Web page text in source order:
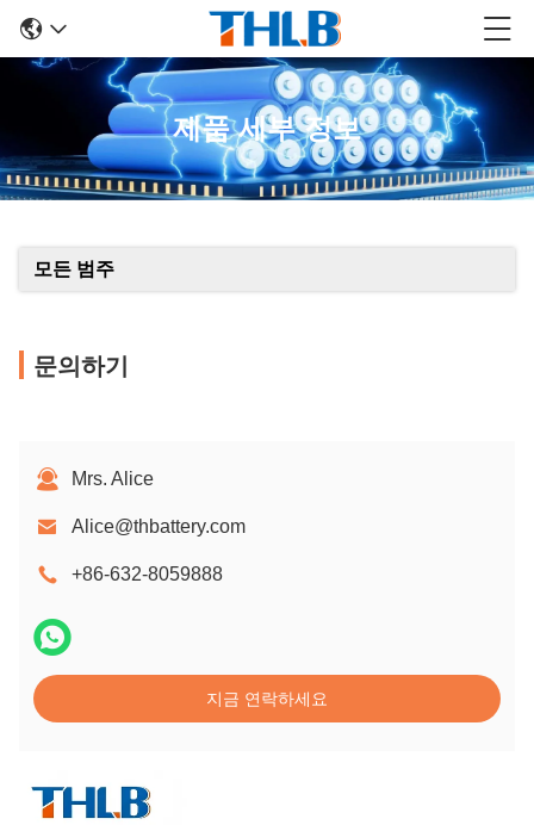
제품 세부 정보
모든 범주
문의하기
Mrs. Alice
Alice@thbattery.com
+86-632-8059888
지금 연락하세요